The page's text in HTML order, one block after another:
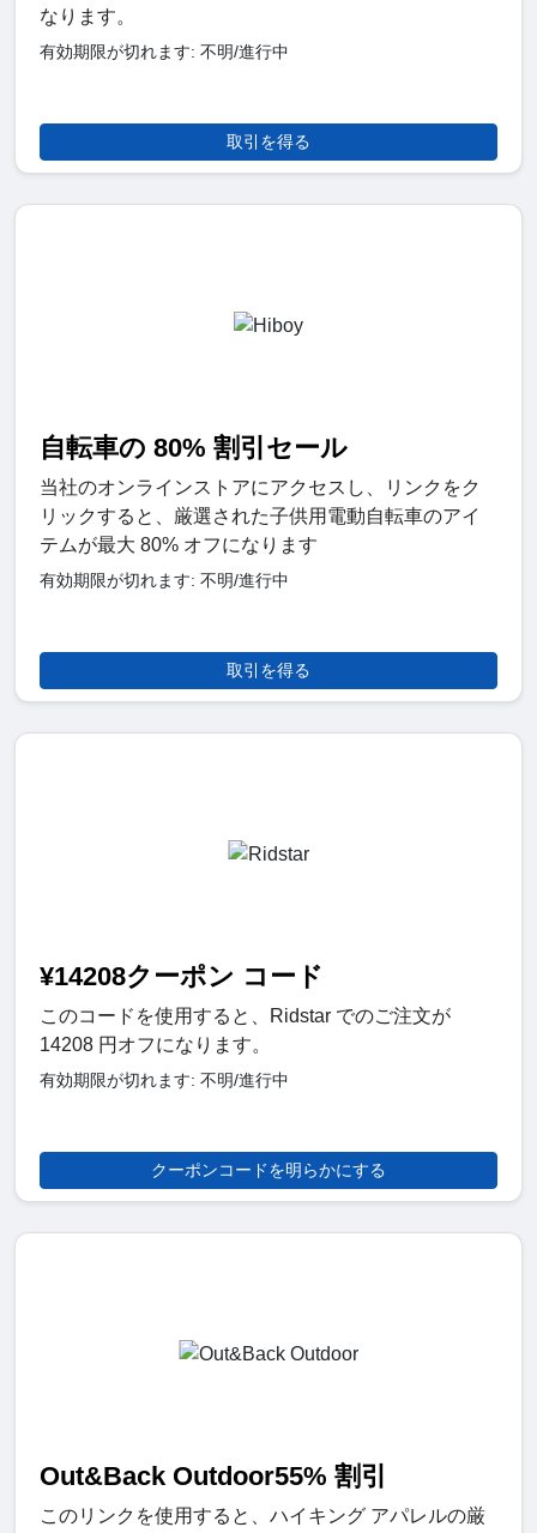
なります。
有効期限が切れます: 不明/進行中
取引を得る
自転車の 80% 割引セール
当社のオンラインストアにアクセスし、リンクをク
リックすると、厳選された子供用電動自転車のアイ
テムが最大 80% オフになります
有効期限が切れます: 不明/進行中
取引を得る
¥14208クーポン コード
このコードを使用すると、Ridstar でのご注文が
14208 円オフになります。
有効期限が切れます: 不明/進行中
クーポンコードを明らかにする
Out&Back Outdoor55% 割引
このリンクを使用すると、ハイキング アパレルの厳